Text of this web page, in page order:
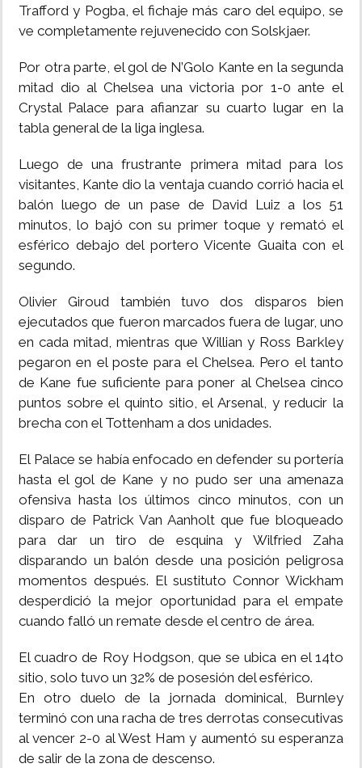
Trafford y Pogba, el fichaje más caro del equipo, se
ve completamente rejuvenecido con Solskjaer.
Por otra parte, el gol de N’Golo Kante en la segunda
mitad dio al Chelsea una victoria por 1-0 ante el
Crystal Palace para afianzar su cuarto lugar en la
tabla general de la liga inglesa.
Luego de una frustrante primera mitad para los
visitantes, Kante dio la ventaja cuando corrió hacia el
balón luego de un pase de David Luiz a los 51
minutos, lo bajó con su primer toque y remató el
esférico debajo del portero Vicente Guaita con el
segundo.
Olivier Giroud también tuvo dos disparos bien
ejecutados que fueron marcados fuera de lugar, uno
en cada mitad, mientras que Willian y Ross Barkley
pegaron en el poste para el Chelsea. Pero el tanto
de Kane fue suficiente para poner al Chelsea cinco
puntos sobre el quinto sitio, el Arsenal, y reducir la
brecha con el Tottenham a dos unidades.
El Palace se había enfocado en defender su portería
hasta el gol de Kane y no pudo ser una amenaza
ofensiva hasta los últimos cinco minutos, con un
disparo de Patrick Van Aanholt que fue bloqueado
para dar un tiro de esquina y Wilfried Zaha
disparando un balón desde una posición peligrosa
momentos después. El sustituto Connor Wickham
desperdició la mejor oportunidad para el empate
cuando falló un remate desde el centro de área.
El cuadro de Roy Hodgson, que se ubica en el 14to
sitio, solo tuvo un 32% de posesión del esférico.
En otro duelo de la jornada dominical, Burnley
terminó con una racha de tres derrotas consecutivas
al vencer 2-0 al West Ham y aumentó su esperanza
de salir de la zona de descenso.